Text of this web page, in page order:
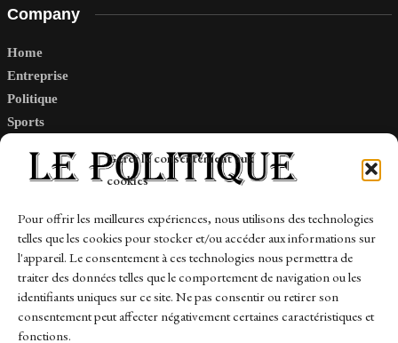
Gérer le consentement aux
cookies
Pour offrir les meilleures expériences, nous utilisons des technologies
telles que les cookies pour stocker et/ou accéder aux informations sur
l'appareil. Le consentement à ces technologies nous permettra de
traiter des données telles que le comportement de navigation ou les
identifiants uniques sur ce site. Ne pas consentir ou retirer son
consentement peut affecter négativement certaines caractéristiques et
fonctions.
Company
Home
Entreprise
Politique
Sports
Links
Contact
Sitemap